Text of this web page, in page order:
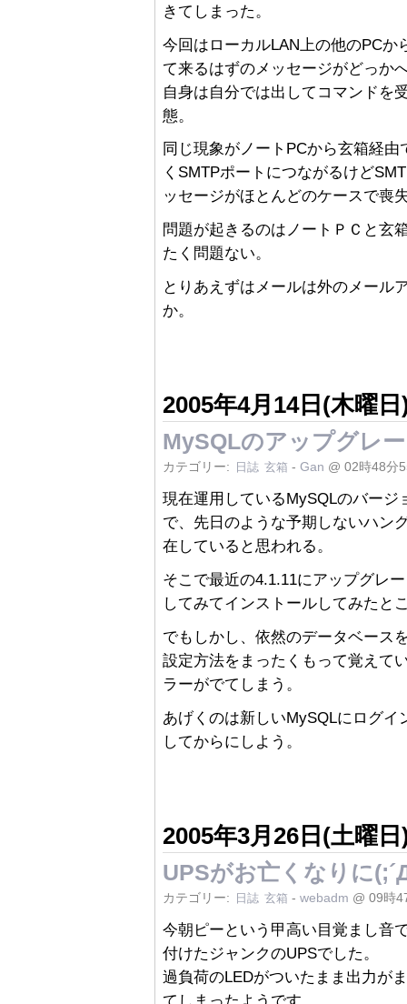
きてしまった。
今回はローカルLAN上の他のPCか
て来るはずのメッセージがどっか
自身は自分では出してコマンドを
態。
同じ現象がノートPCから玄箱経
くSMTPポートにつながるけど
ッセージがほとんどのケースで喪
問題が起きるのはノートＰＣと玄
たく問題ない。
とりあえずはメールは外のメール
か。
2005年4月14日(木曜日
MySQLのアップグレ
カテゴリー: 日誌 玄箱 - Gan @ 02時48分
現在運用しているMySQLのバー
で、先日のような予期しないハン
在していると思われる。
そこで最近の4.1.11にアップグレ
してみてインストールしてみたと
でもしかし、依然のデータベース
設定方法をまったくもって覚えて
ラーがでてしまう。
あげくのは新しいMySQLにログ
してからにしよう。
2005年3月26日(土曜日
UPSがお亡くなりに
カテゴリー: 日誌 玄箱 - webadm @ 09時
今朝ピーという甲高い目覚まし音
付けたジャンクのUPSでした。
過負荷のLEDがついたまま出力が